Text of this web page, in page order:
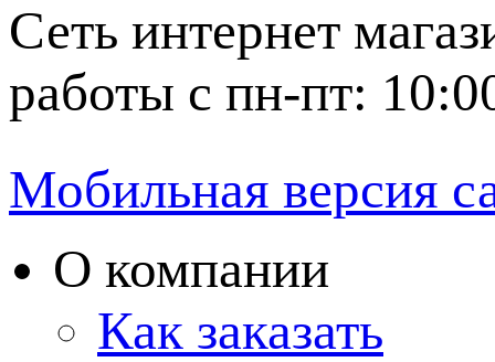
Сеть интернет
работы с пн-пт:
Мобильная версия
О компании
Как заказать